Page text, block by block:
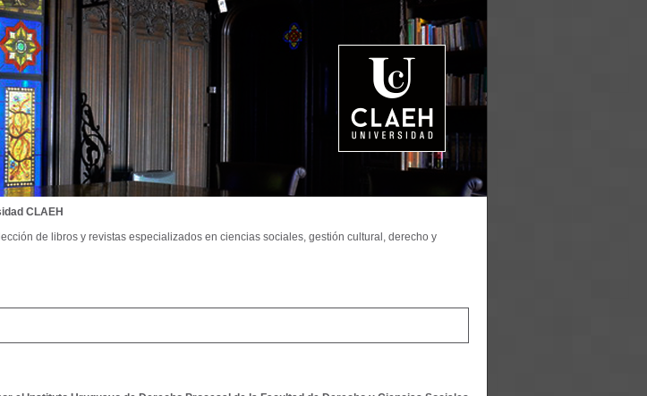
CLAEH
de libros y revistas especializados en ciencias sociales, gestión cultural, derecho y